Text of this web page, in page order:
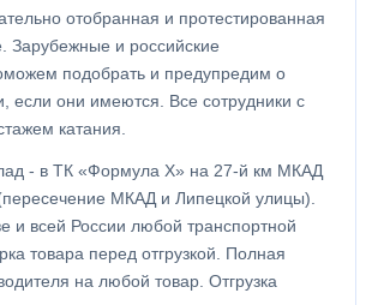
отобранная и протестированная
Зарубежные и российские
подобрать и предупредим о
если они имеются. Все сотрудники с
катания.
- в ТК «Формула X» на 27-й км МКАД
МКАД и Липецкой улицы).
и всей России любой транспортной
товара перед отгрузкой. Полная
на любой товар. Отгрузка